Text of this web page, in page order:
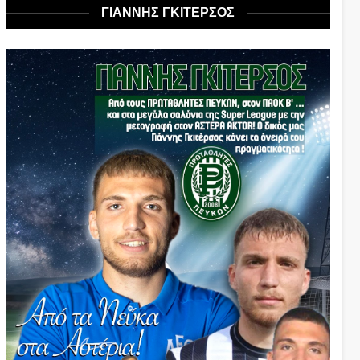
ΓΙΑΝΝΗΣ ΓΚΙΤΕΡΣΟΣ